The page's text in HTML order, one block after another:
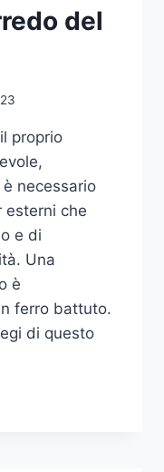
del
proprio
necessario
esterni che
e di
Una
è
ferro battuto.
di questo